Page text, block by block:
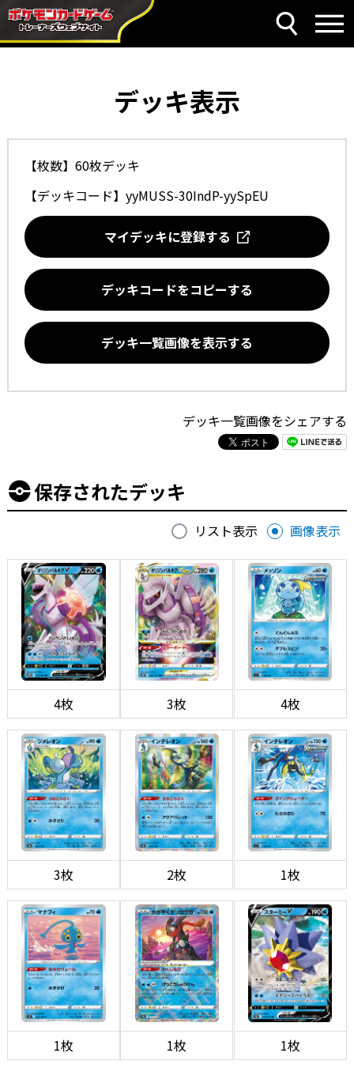
デッキ表示
【枚数】60枚デッキ
【デッキコード】 yyMUSS-30IndP-yySpEU
マイデッキに登録する
デッキコードをコピーする
デッキ一覧画像を表示する
デッキ一覧画像をシェアする
保存されたデッキ
リスト表示 画像表示
4枚 3枚 4枚
3枚 2枚 1枚
1枚 1枚 1枚